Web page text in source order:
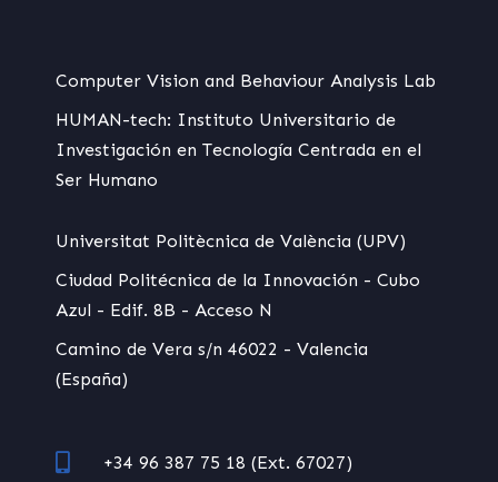
Computer Vision and Behaviour Analysis Lab
HUMAN-tech: Instituto Universitario de
Investigación en Tecnología Centrada en el
Ser Humano
Universitat Politècnica de València (UPV)
Ciudad Politécnica de la Innovación - Cubo
Azul - Edif. 8B - Acceso N
Camino de Vera s/n 46022 - Valencia
(España)
+34 96 387 75 18 (Ext. 67027)